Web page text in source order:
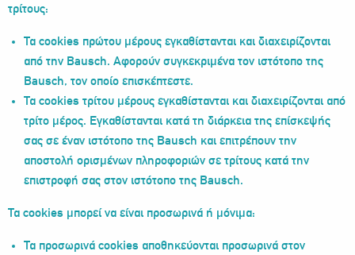
τρίτους:
Τα cookies πρώτου μέρους εγκαθίστανται και διαχειρίζονται
από την Bausch. Αφορούν συγκεκριμένα τον ιστότοπο της
Bausch, τον οποίο επισκέπτεστε.
Τα cookies τρίτου μέρους εγκαθίστανται και διαχειρίζονται από
τρίτο μέρος. Εγκαθίστανται κατά τη διάρκεια της επίσκεψής
σας σε έναν ιστότοπο της Bausch και επιτρέπουν την
αποστολή ορισμένων πληροφοριών σε τρίτους κατά την
επιστροφή σας στον ιστότοπο της Bausch.
Τα cookies μπορεί να είναι προσωρινά ή μόνιμα:
Τα προσωρινά cookies αποθηκεύονται προσωρινά στον